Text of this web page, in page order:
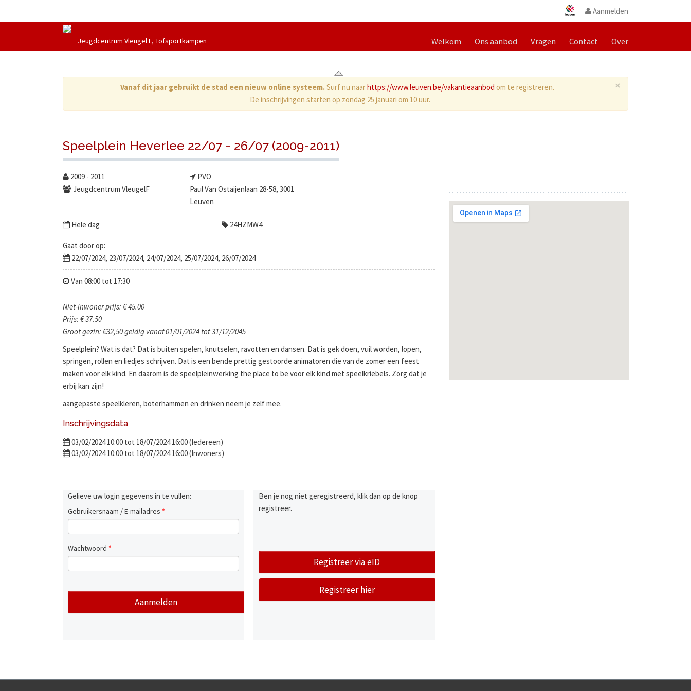
Aanmelden
Welkom Ons aanbod Vragen Contact Over
Jeugdcentrum Vleugel F, Tofsportkampen
×
Vanaf dit jaar gebruikt de stad een nieuw online systeem.Surf nu naarhttps://www.leuven.be/vakantieaanbod om te registreren.
De inschrijvingen starten op zondag 25 januari om 10 uur.
Speelplein Heverlee 22/07 - 26/07 (2009-2011)
2009 - 2011
Jeugdcentrum VleugelF
PVO
Paul Van Ostaijenlaan 28-58, 3001
Leuven
Hele dag 24HZMW4
Gaat door op:
22/07/2024, 23/07/2024, 24/07/2024, 25/07/2024, 26/07/2024
Van 08:00 tot 17:30
Niet-inwoner prijs: € 45.00
Prijs: € 37.50
Groot gezin: €32,50 geldig vanaf 01/01/2024 tot 31/12/2045
Speelplein? Wat is dat? Dat is buiten spelen, knutselen, ravotten en dansen. Dat is gek doen, vuil worden, lopen,
springen, rollen en liedjes schrijven. Dat is een bende prettig gestoorde animatoren die van de zomer een feest
maken voor elk kind. En daarom is de speelpleinwerking the place to be voor elk kind met speelkriebels. Zorg dat je
erbij kan zijn!
aangepaste speelkleren, boterhammen en drinken neem je zelf mee.
Inschrijvingsdata
03/02/2024 10:00 tot 18/07/2024 16:00 (Iedereen)
03/02/2024 10:00 tot 18/07/2024 16:00 (Inwoners)
Gelieve uw login gegevens in te vullen:
Gebruikersnaam / E-mailadres *
Wachtwoord *
Ben je nog niet geregistreerd, klik dan op de knop
registreer.
Registreer via eID
Registreer hier